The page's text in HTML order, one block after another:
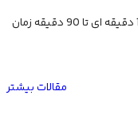
همچنین زمانی که عجله دارید، یک شارژ سریع 10 دقیقه ای تا 90 دقیقه زمان
مقالات بیشتر